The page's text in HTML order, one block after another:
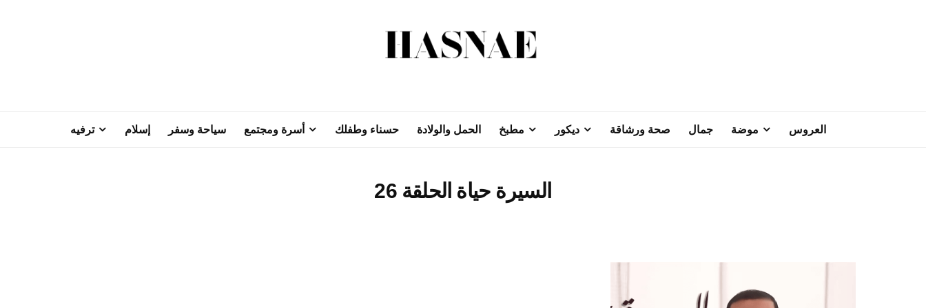
العروس موضة جمال صحة ورشاقة ديكور مطبخ الحمل والولادة حسناء وطفلك أسرة ومجتمع سياحة وسفر إسلام ترفيه
السيرة حياة الحلقة 26